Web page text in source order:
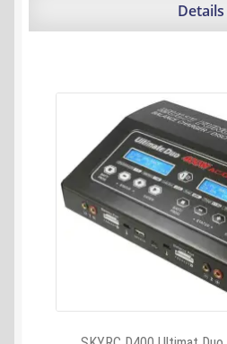
Details